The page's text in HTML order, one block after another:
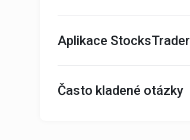
Aplikace StocksTrader
Často kladené otázky